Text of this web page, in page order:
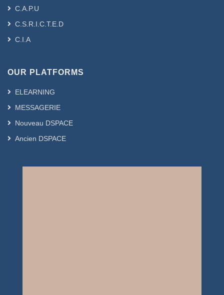
C.A.P.U
C.S.R.I.C.T.E.D
C.I.A
OUR PLATFORMS
ELEARNING
MESSAGERIE
Nouveau DSPACE
Ancien DSPACE